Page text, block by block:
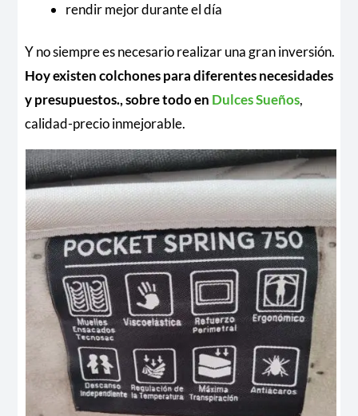
rendir mejor durante el día
Y no siempre es necesario realizar una gran inversión.
Hoy existen colchones para diferentes necesidades
y presupuestos., sobre todo en Dulces Sueños,
calidad-precio inmejorable.